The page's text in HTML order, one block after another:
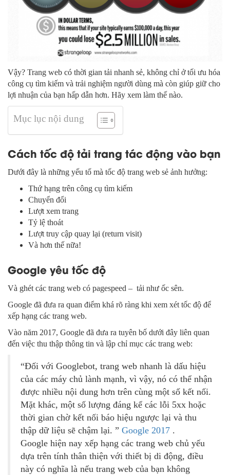
Vậy? Trang web có thời gian tải nhanh sẻ, không chỉ ở tối ưu hóa
công cụ tìm kiếm và trải nghiệm người dùng mà còn giúp giữ cho
lợi nhuận của bạn hấp dẫn hơn. Hãy xem làm thế nào.
Mục lục nội dung
Cách tốc độ tải trang tác động vào bạn
Dưới đây là những yếu tố mà tốc độ trang web sẻ ảnh hưởng:
Thứ hạng trên công cụ tìm kiếm
Chuyển đổi
Lượt xem trang
Tỷ lệ thoát
Lượt truy cập quay lại (return visit)
Và hơn thế nữa!
Google yêu tốc độ
Và ghét các trang web có pagespeed – tải như ốc sên.
Google đã đưa ra quan điểm khá rõ ràng khi xem xét tốc độ để
xếp hạng các trang web.
Vào năm 2017, Google đã đưa ra tuyên bố dưới đây liên quan
đến việc thu thập thông tin và lập chỉ mục các trang web:
“Đối với Googlebot, trang web nhanh là dấu hiệu
của các máy chủ lành mạnh, vì vậy, nó có thể nhận
được nhiều nội dung hơn trên cùng một số kết nối.
Mặt khác, một số lượng đáng kể các lỗi 5xx hoặc
thời gian chờ kết nối báo hiệu ngược lại và thu
thập dữ liệu sẽ chậm lại. ” Google 2017 .
Google hiện nay xếp hạng các trang web chủ yếu
dựa trên tính thân thiện với thiết bị di động, điều
này có nghĩa là nếu trang web của bạn không